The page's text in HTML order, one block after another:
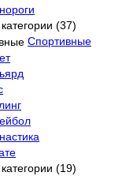
(37)
Спортивные
(19)